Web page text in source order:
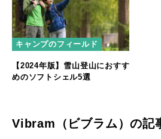
キャンプのフィールド
【2024年版】雪山登山におすす
めのソフトシェル5選
Vibram（ビブラム）の記